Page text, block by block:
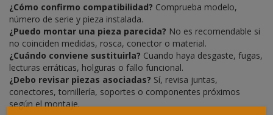
¿Cómo confirmo compatibilidad? Comprueba modelo,
número de serie y pieza instalada.
¿Puedo montar una pieza parecida? No es recomendable si
no coinciden medidas, rosca, conector o material.
¿Cuándo conviene sustituirla? Cuando haya desgaste, fugas,
lecturas erráticas, holguras o fallo funcional.
¿Debo revisar piezas asociadas? Sí, revisa juntas,
conectores, tornillería, soportes o componentes próximos
según el montaje.